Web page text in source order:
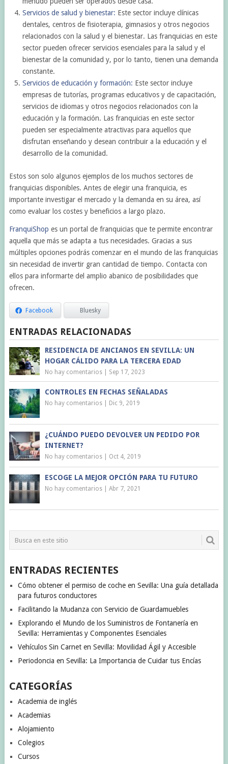
Servicios de salud y bienestar: Este sector incluye clínicas
dentales, centros de fisioterapia, gimnasios y otros negocios
relacionados con la salud y el bienestar. Las franquicias en este
sector pueden ofrecer servicios esenciales para la salud y el
bienestar de la comunidad y, por lo tanto, tienen una demanda
constante.
Servicios de educación y formación: Este sector incluye
empresas de tutorías, programas educativos y de capacitación,
servicios de idiomas y otros negocios relacionados con la
educación y la formación. Las franquicias en este sector
pueden ser especialmente atractivas para aquellos que
disfrutan enseñando y desean contribuir a la educación y el
desarrollo de la comunidad.
Estos son solo algunos ejemplos de los muchos sectores de
franquicias disponibles. Antes de elegir una franquicia, es
importante investigar el mercado y la demanda en su área, así
como evaluar los costes y beneficios a largo plazo.
FranquiShop es un portal de franquicias que te permite encontrar
aquella que más se adapta a tus necesidades. Gracias a sus
múltiples opciones podrás comenzar en el mundo de las franquicias
sin necesidad de invertir gran cantidad de tiempo. Contacta con
ellos para informarte del amplio abanico de posibilidades que
ofrecen.
Facebook Bluesky
ENTRADAS RELACIONADAS
RESIDENCIA DE ANCIANOS EN SEVILLA: UN
HOGAR CÁLIDO PARA LA TERCERA EDAD
No hay comentarios| Sep 17, 2023
CONTROLES EN FECHAS SEÑALADAS
No hay comentarios| Dic 9, 2019
¿CUÁNDO PUEDO DEVOLVER UN PEDIDO POR
INTERNET?
No hay comentarios| Oct 4, 2019
ESCOGE LA MEJOR OPCIÓN PARA TU FUTURO
No hay comentarios| Abr 7, 2021
ENTRADAS RECIENTES
Cómo obtener el permiso de coche en Sevilla: Una guía detallada
para futuros conductores
Facilitando la Mudanza con Servicio de Guardamuebles
Explorando el Mundo de los Suministros de Fontanería en
Sevilla: Herramientas y Componentes Esenciales
Vehículos Sin Carnet en Sevilla: Movilidad Ágil y Accesible
Periodoncia en Sevilla: La Importancia de Cuidar tus Encías
CATEGORÍAS
Academia de inglés
Academias
Alojamiento
Colegios
Cursos